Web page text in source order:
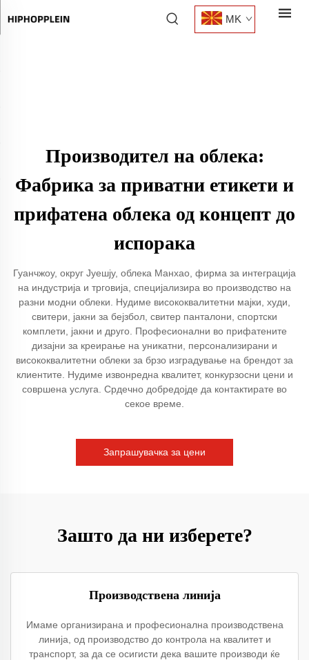
MK
Производител на облека:
Фабрика за приватни етикети и
прифатена облека од концепт до
испорака
Гуанчжоу, округ Јуешју, облека Манхао, фирма за интеграција
на индустрија и трговија, специјализира во производство на
разни модни облеки. Нудиме висококвалитетни мајки, худи,
свитери, јакни за бејзбол, свитер панталони, спортски
комплети, јакни и друго. Професионални во прифатените
дизајни за креирање на уникатни, персонализирани и
висококвалитетни облеки за брзо изградување на брендот за
клиентите. Нудиме извонредна квалитет, конкурзосни цени и
совршена услуга. Срдечно добредојде да контактирате во
секое време.
Запрашувачка за цени
Зашто да ни изберете?
Производствена линија
Имаме организирана и професионална производствена
линија, од производство до контрола на квалитет и
транспорт, за да се осигисти дека вашите производи ќе